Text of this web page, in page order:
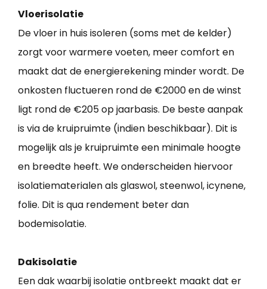
Vloerisolatie
De vloer in huis isoleren (soms met de kelder)
zorgt voor warmere voeten, meer comfort en
maakt dat de energierekening minder wordt. De
onkosten fluctueren rond de €2000 en de winst
ligt rond de €205 op jaarbasis. De beste aanpak
is via de kruipruimte (indien beschikbaar). Dit is
mogelijk als je kruipruimte een minimale hoogte
en breedte heeft. We onderscheiden hiervoor
isolatiematerialen als glaswol, steenwol, icynene,
folie. Dit is qua rendement beter dan
bodemisolatie.
Dakisolatie
Een dak waarbij isolatie ontbreekt maakt dat er